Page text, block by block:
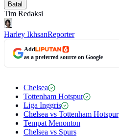
Batal
Tim Redaksi
Harley IkhsanReporter
Add
as a preferred source on Google
Chelsea
Tottenham Hotspur
Liga Inggris
Chelsea vs Tottenham Hotspur
Tempat Menonton
Chelsea vs Spurs